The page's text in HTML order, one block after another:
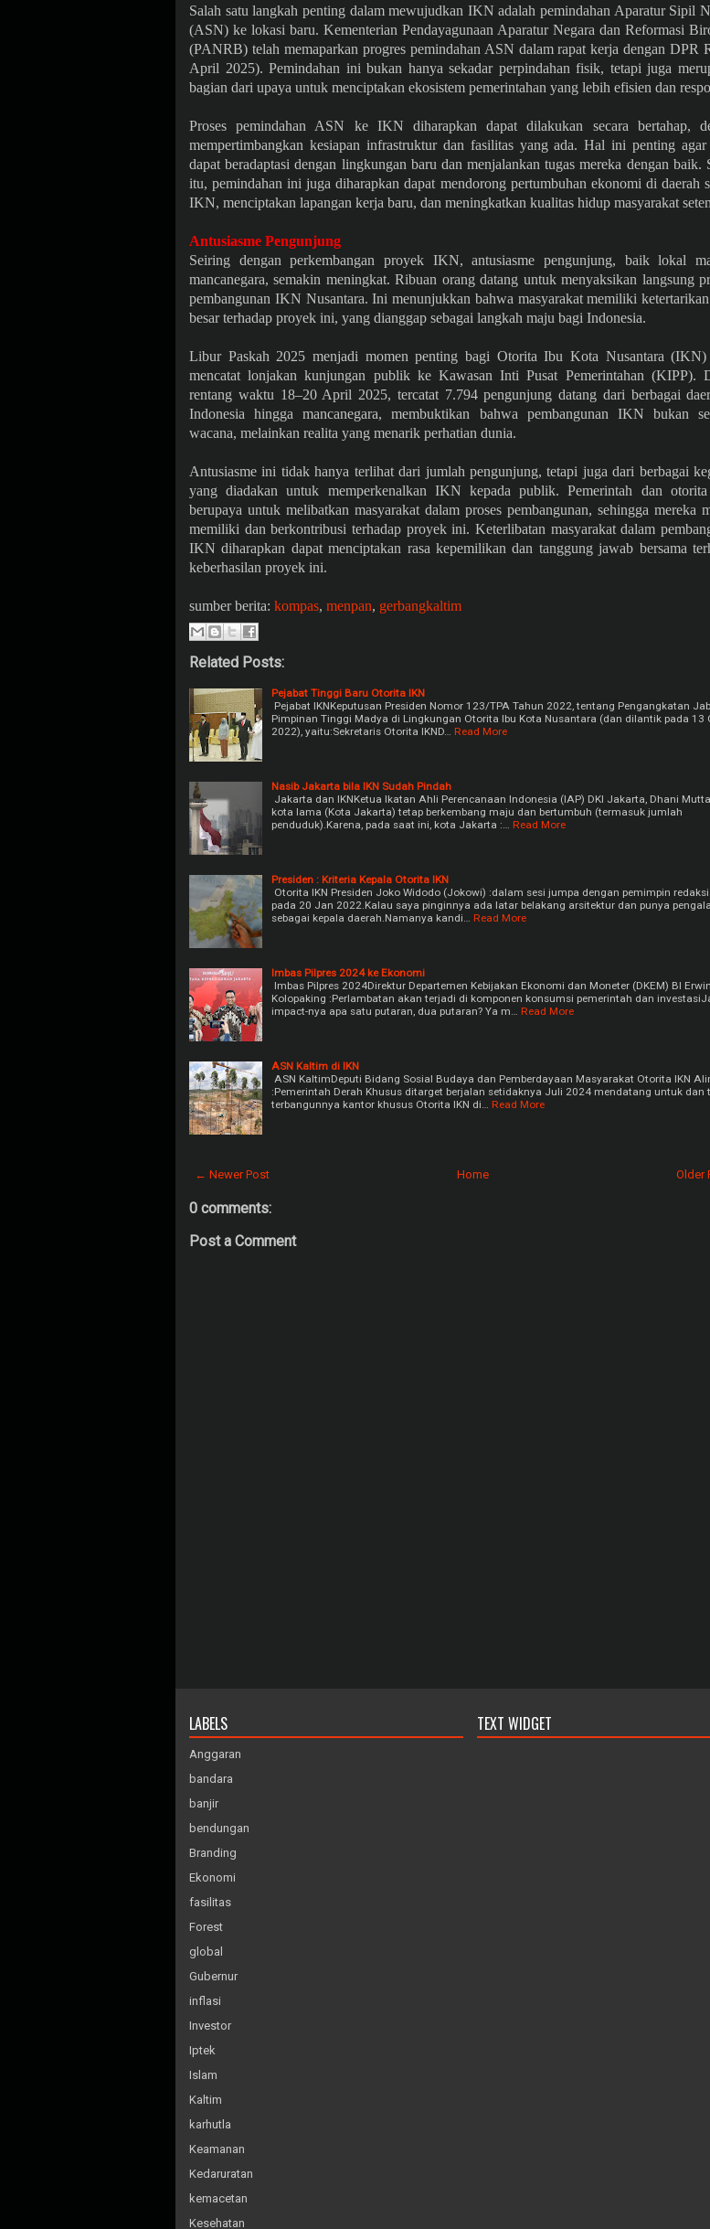
Salah satu langkah penting dalam mewujudkan IKN adalah pemindahan Aparatur Sipil
(ASN) ke lokasi baru. Kementerian Pendayagunaan Aparatur Negara dan Reformasi
(PANRB) telah memaparkan progres pemindahan ASN dalam rapat kerja dengan DPR
April 2025). Pemindahan ini bukan hanya sekadar perpindahan fisik, tetapi juga
bagian dari upaya untuk menciptakan ekosistem pemerintahan yang lebih efisien dan
Proses pemindahan ASN ke IKN diharapkan dapat dilakukan secara bertahap,
mempertimbangkan kesiapan infrastruktur dan fasilitas yang ada. Hal ini penting
dapat beradaptasi dengan lingkungan baru dan menjalankan tugas mereka dengan baik.
itu, pemindahan ini juga diharapkan dapat mendorong pertumbuhan ekonomi di daerah
IKN, menciptakan lapangan kerja baru, dan meningkatkan kualitas hidup masyarakat
Antusiasme Pengunjung
Seiring dengan perkembangan proyek IKN, antusiasme pengunjung, baik lokal
mancanegara, semakin meningkat. Ribuan orang datang untuk menyaksikan langsung
pembangunan IKN Nusantara. Ini menunjukkan bahwa masyarakat memiliki
besar terhadap proyek ini, yang dianggap sebagai langkah maju bagi Indonesia.
Libur Paskah 2025 menjadi momen penting bagi Otorita Ibu Kota Nusantara (IKN)
mencatat lonjakan kunjungan publik ke Kawasan Inti Pusat Pemerintahan (KIPP).
rentang waktu 18–20 April 2025, tercatat 7.794 pengunjung datang dari berbagai
Indonesia hingga mancanegara, membuktikan bahwa pembangunan IKN bukan
wacana, melainkan realita yang menarik perhatian dunia.
Antusiasme ini tidak hanya terlihat dari jumlah pengunjung, tetapi juga dari berbagai
yang diadakan untuk memperkenalkan IKN kepada publik. Pemerintah dan
berupaya untuk melibatkan masyarakat dalam proses pembangunan, sehingga mereka
memiliki dan berkontribusi terhadap proyek ini. Keterlibatan masyarakat dalam
IKN diharapkan dapat menciptakan rasa kepemilikan dan tanggung jawab bersama
keberhasilan proyek ini.
sumber berita: kompas, menpan, gerbangkaltim
Related Posts:
Pejabat Tinggi Baru Otorita IKN
Pejabat IKNKeputusan Presiden Nomor 123/TPA Tahun 2022, tentang Pengangkatan
Pimpinan Tinggi Madya di Lingkungan Otorita Ibu Kota Nusantara (dan dilantik pada 13
2022), yaitu:Sekretaris Otorita IKND…
Read More
Nasib Jakarta bila IKN Sudah Pindah
Jakarta dan IKNKetua Ikatan Ahli Perencanaan Indonesia (IAP) DKI Jakarta, Dhani
kota lama (Kota Jakarta) tetap berkembang maju dan bertumbuh (termasuk jumlah
penduduk).Karena, pada saat ini, kota Jakarta :…
Read More
Presiden : Kriteria Kepala Otorita IKN
Otorita IKN Presiden Joko Widodo (Jokowi) :dalam sesi jumpa dengan pemimpin
pada 20 Jan 2022.Kalau saya pinginnya ada latar belakang arsitektur dan punya
sebagai kepala daerah.Namanya kandi…
Read More
Imbas Pilpres 2024 ke Ekonomi
Imbas Pilpres 2024Direktur Departemen Kebijakan Ekonomi dan Moneter (DKEM) BI
Kolopaking :Perlambatan akan terjadi di komponen konsumsi pemerintah dan
impact-nya apa satu putaran, dua putaran? Ya m…
Read More
ASN Kaltim di IKN
ASN KaltimDeputi Bidang Sosial Budaya dan Pemberdayaan Masyarakat Otorita IKN
:Pemerintah Derah Khusus ditarget berjalan setidaknya Juli 2024 mendatang untuk dan
terbangunnya kantor khusus Otorita IKN di…
Read More
← Newer Post Older
Home
0 comments:
Post a Comment
LABELS
Anggaran
bandara
banjir
bendungan
Branding
Ekonomi
fasilitas
Forest
global
Gubernur
inflasi
Investor
Iptek
Islam
Kaltim
karhutla
Keamanan
Kedaruratan
kemacetan
Kesehatan
TEXT WIDGET